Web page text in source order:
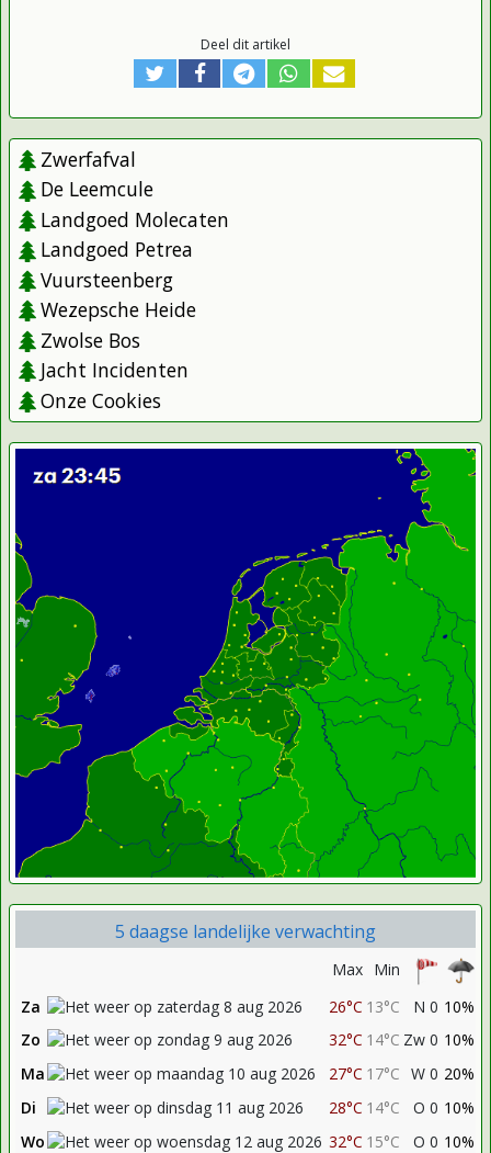
Deel dit artikel
Zwerfafval
De Leemcule
Landgoed Molecaten
Landgoed Petrea
Vuursteenberg
Wezepsche Heide
Zwolse Bos
Jacht Incidenten
Onze Cookies
5 daagse landelijke verwachting
Max Min
Za
26°C 13°C N 0 10%
Zo
32°C 14°C Zw 0 10%
Ma
27°C 17°C W 0 20%
Di
28°C 14°C O 0 10%
Wo
32°C 15°C O 0 10%